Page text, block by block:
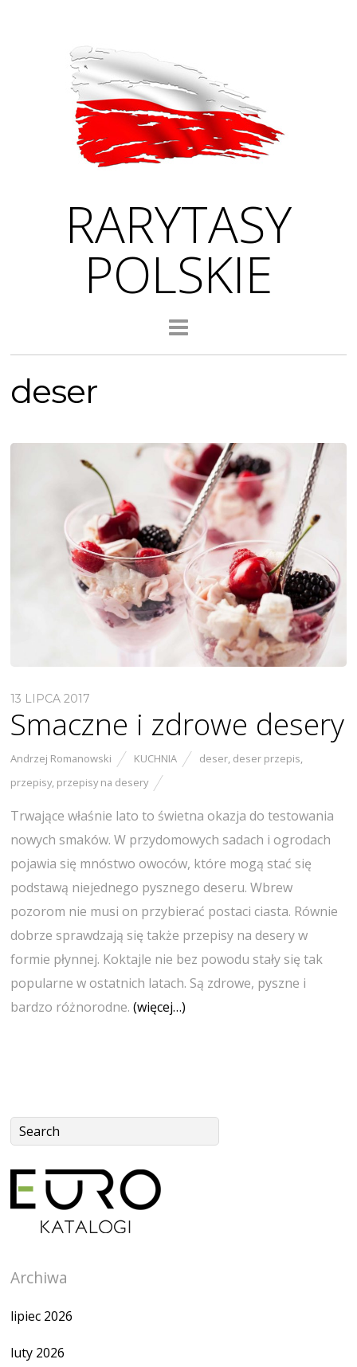
RARYTASY
POLSKIE
deser
13 LIPCA 2017
Smaczne i zdrowe desery
Andrzej Romanowski KUCHNIA deser, deser przepis,
przepisy, przepisy na desery
Trwające właśnie lato to świetna okazja do testowania
nowych smaków. W przydomowych sadach i ogrodach
pojawia się mnóstwo owoców, które mogą stać się
podstawą niejednego pysznego deseru. Wbrew
pozorom nie musi on przybierać postaci ciasta. Równie
dobrze sprawdzają się także przepisy na desery w
formie płynnej. Koktajle nie bez powodu stały się tak
popularne w ostatnich latach. Są zdrowe, pyszne i
bardzo różnorodne.(więcej…)
Archiwa
lipiec 2026
luty 2026